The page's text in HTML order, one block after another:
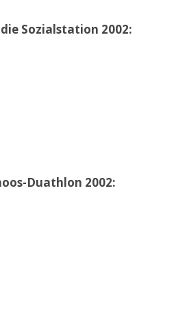
Sozialstation 2002:
Duathlon 2002: